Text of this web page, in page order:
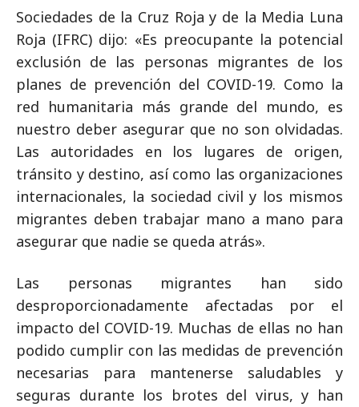
Sociedades de la Cruz Roja y de la Media Luna
Roja (IFRC) dijo: «Es preocupante la potencial
exclusión de las personas migrantes de los
planes de prevención del COVID-19. Como la
red humanitaria más grande del mundo, es
nuestro deber asegurar que no son olvidadas.
Las autoridades en los lugares de origen,
tránsito y destino, así como las organizaciones
internacionales, la sociedad civil y los mismos
migrantes deben trabajar mano a mano para
asegurar que nadie se queda atrás».
Las personas migrantes han sido
desproporcionadamente afectadas por el
impacto del COVID-19. Muchas de ellas no han
podido cumplir con las medidas de prevención
necesarias para mantenerse saludables y
seguras durante los brotes del virus, y han